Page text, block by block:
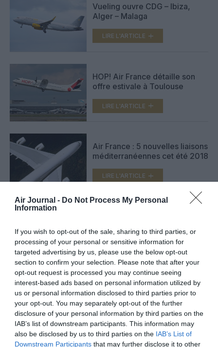
Air Journal - Do Not Process My Personal
Information
If you wish to opt-out of the sale, sharing to third parties, or
processing of your personal or sensitive information for
targeted advertising by us, please use the below opt-out
section to confirm your selection. Please note that after your
opt-out request is processed you may continue seeing
interest-based ads based on personal information utilized by
us or personal information disclosed to third parties prior to
your opt-out. You may separately opt-out of the further
disclosure of your personal information by third parties on the
IAB’s list of downstream participants. This information may
also be disclosed by us to third parties on the IAB’s List of
Downstream Participants that may further disclose it to other
Vueling ouvre CDG – Ibiza,
Alger – Malaga
LIRE L'ARTICLE
HOP! Air France détaille son
offre estivale à Toulouse
LIRE L'ARTICLE
Air France : 5 nouvelles liaisons
méditerranéennes cet été 2018
LIRE L'ARTICLE
cet été
LIRE L'ARTICLE
VOIR PLUS D'ARTICLES
FAIRE UN DON